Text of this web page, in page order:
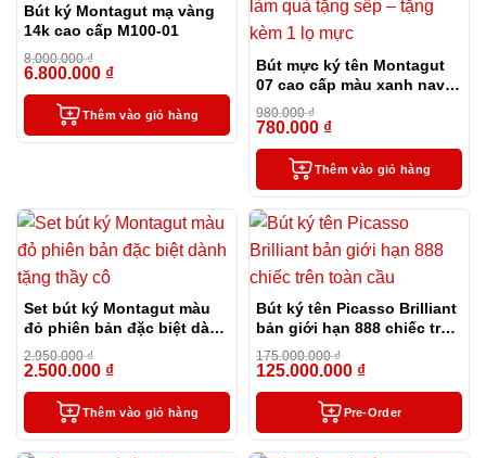
Bút ký Montagut mạ vàng
14k cao cấp M100-01
8.000.000₫
6.800.000 ₫
Thêm vào giỏ hàng
Bút mực ký tên Montagut
07 cao cấp màu xanh navy
làm quà tặng sếp – tặng
kèm 1 lọ mực
980.000₫
780.000 ₫
Thêm vào giỏ hàng
Set bút ký Montagut màu
đỏ phiên bản đặc biệt dành
tặng thầy cô
2.950.000₫
2.500.000 ₫
Thêm vào giỏ hàng
Bút ký tên Picasso Brilliant
bản giới hạn 888 chiếc trên
toàn cầu
175.000.000₫
125.000.000 ₫
Pre-Order